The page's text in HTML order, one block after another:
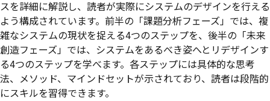
スを詳細に解説し、読者が実際にシステムのデザインを行える
よう構成されています。前半の「課題分析フェーズ」では、複
雑なシステムの現状を捉える4つのステップを、後半の「未来
創造フェーズ」では、システムをあるべき姿へとリデザインす
る4つのステップを学べます。各ステップには具体的な思考
法、メソッド、マインドセットが示されており、読者は段階的
にスキルを習得できます。